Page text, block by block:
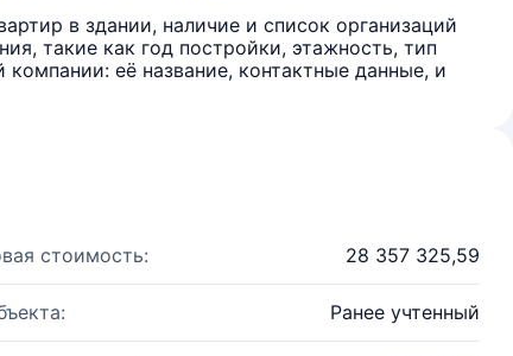
в здании, наличие и список организаций
такие как год постройки, этажность, тип
её название, контактные данные, и
стоимость: 28 357 325,59
Ранее учтенный